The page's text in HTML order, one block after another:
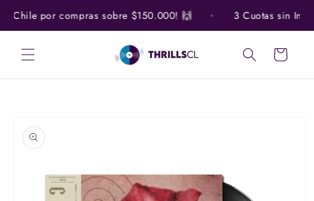
directamente
al contenido
Chile por compras sobre $150.000! 🙌 3 Cuotas sin
Carrito
a la
información